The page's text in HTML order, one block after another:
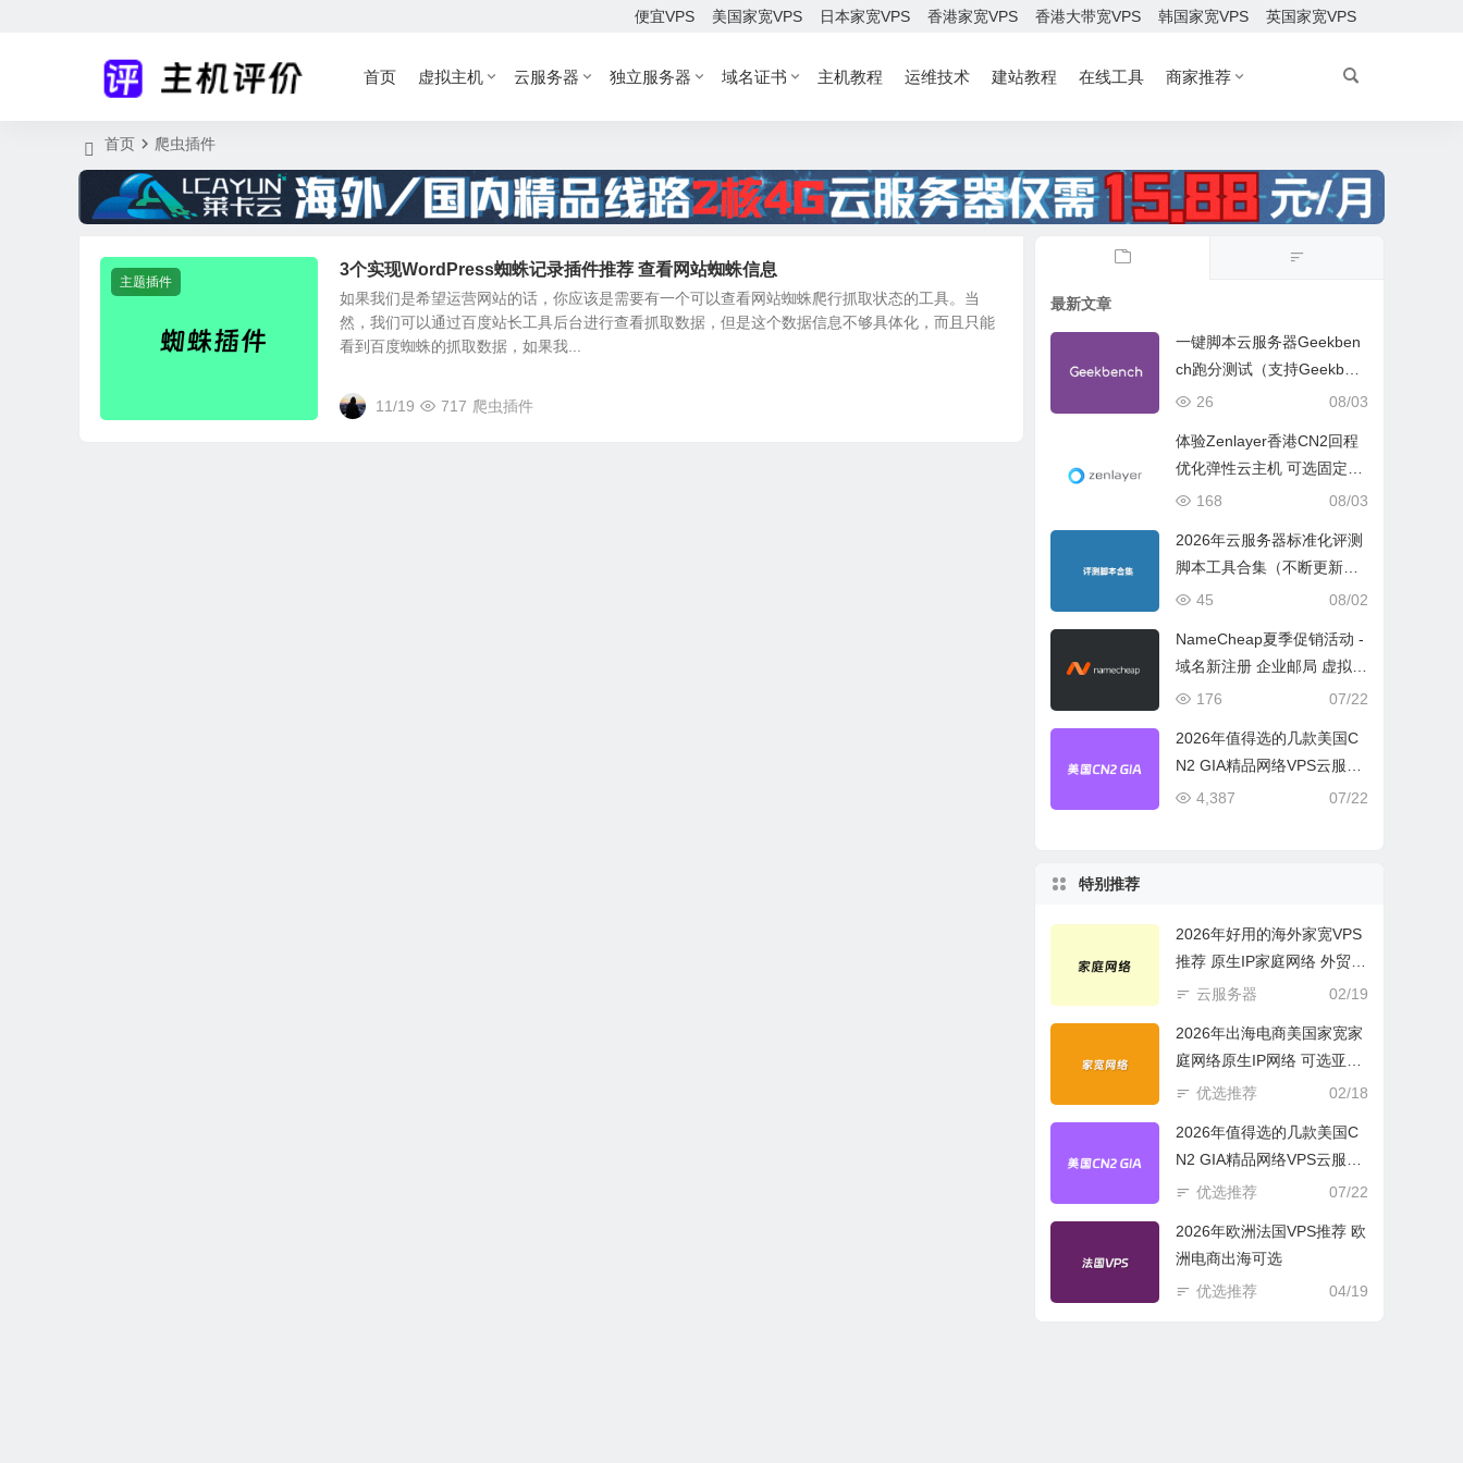
便宜VPS 美国家宽VPS 日本家宽VPS 香港家宽VPS 香港大带宽VPS 韩国家宽VPS 英国家宽VPS
首页 虚拟主机 云服务器 独立服务器 域名证书 主机教程 运维技术 建站教程 在线工具 商家推荐
首页 爬虫插件
主题插件
3个实现WordPress蜘蛛记录插件推荐 查看网站蜘蛛信息
如果我们是希望运营网站的话，你应该是需要有一个可以查看网站蜘蛛爬行抓取状态的工具。当
然，我们可以通过百度站长工具后台进行查看抓取数据，但是这个数据信息不够具体化，而且只能
看到百度蜘蛛的抓取数据，如果我...
11/19 717 爬虫插件
最新文章
一键脚本云服务器Geekben
ch跑分测试（支持Geekben
ch 5 Geekbench 6 Geekbe
08/03
26
体验Zenlayer香港CN2回程
优化弹性云主机 可选固定带
宽或流量模式
08/03
168
2026年云服务器标准化评测
脚本工具合集（不断更新完
善）
08/02
45
NameCheap夏季促销活动 -
域名新注册 企业邮局 虚拟主
机活动盘点
07/22
176
2026年值得选的几款美国C
N2 GIA精品网络VPS云服务
器推荐
07/22
4,387
特别推荐
2026年好用的海外家宽VPS
推荐 原生IP家庭网络 外贸电
商必选
02/19
云服务器
2026年出海电商美国家宽家
庭网络原生IP网络 可选亚欧
美云服务器
02/18
优选推荐
2026年值得选的几款美国C
N2 GIA精品网络VPS云服务
器推荐
07/22
优选推荐
2026年欧洲法国VPS推荐 欧
洲电商出海可选
04/19
优选推荐